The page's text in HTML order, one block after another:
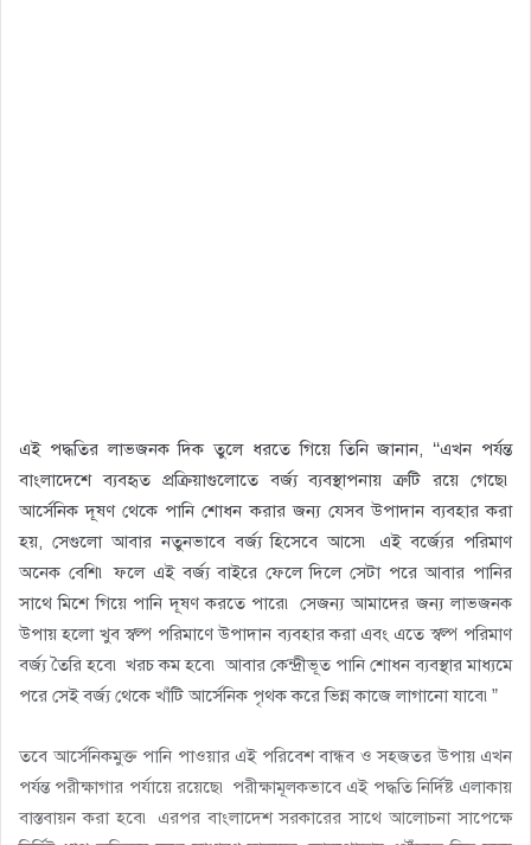
এই পদ্ধতির লাভজনক দিক তুলে ধরতে গিয়ে তিনি জানান, ‘‘এখন পর্যন্ত
বাংলাদেশে ব্যবহৃত প্রক্রিয়াগুলোতে বর্জ্য ব্যবস্থাপনায় ত্রুটি রয়ে গেছে৷
আর্সেনিক দূষণ থেকে পানি শোধন করার জন্য যেসব উপাদান ব্যবহার করা
হয়, সেগুলো আবার নতুনভাবে বর্জ্য হিসেবে আসে৷ এই বর্জ্যের পরিমাণ
অনেক বেশি৷ ফলে এই বর্জ্য বাইরে ফেলে দিলে সেটা পরে আবার পানির
সাথে মিশে গিয়ে পানি দূষণ করতে পারে৷ সেজন্য আমাদের জন্য লাভজনক
উপায় হলো খুব স্বল্প পরিমাণে উপাদান ব্যবহার করা এবং এতে স্বল্প পরিমাণ
বর্জ্য তৈরি হবে৷ খরচ কম হবে৷ আবার কেন্দ্রীভূত পানি শোধন ব্যবস্থার মাধ্যমে
পরে সেই বর্জ্য থেকে খাঁটি আর্সেনিক পৃথক করে ভিন্ন কাজে লাগানো যাবে৷”
তবে আর্সেনিকমুক্ত পানি পাওয়ার এই পরিবেশ বান্ধব ও সহজতর উপায় এখন
পর্যন্ত পরীক্ষাগার পর্যায়ে রয়েছে৷ পরীক্ষামূলকভাবে এই পদ্ধতি নির্দিষ্ট এলাকায়
বাস্তবায়ন করা হবে৷ এরপর বাংলাদেশ সরকারের সাথে আলোচনা সাপেক্ষে